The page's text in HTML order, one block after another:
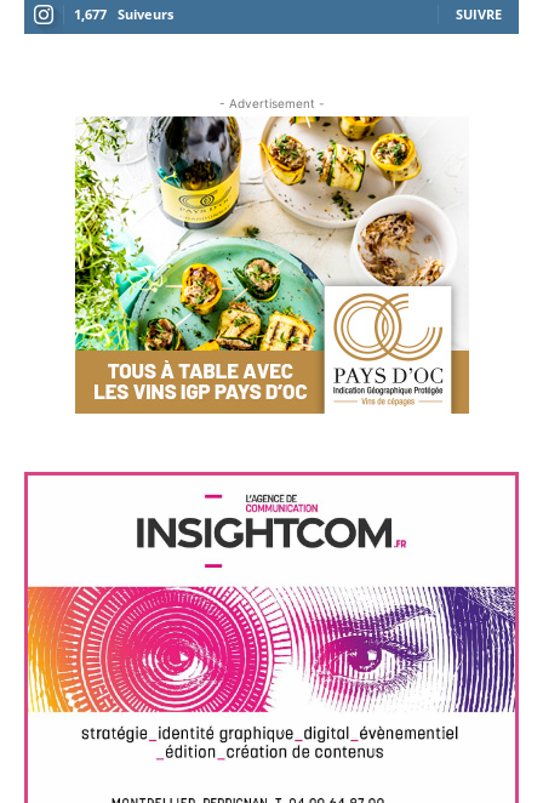
1,677 Suiveurs SUIVRE
- Advertisement -